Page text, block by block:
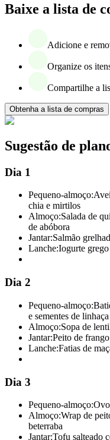
Baixe a lista de
Adicione e
Organize os
Compartilhe a
Obtenha a lista de compras
Sugestão de
Dia 1
Pequeno-almoço:
chia e mirtilos
Almoço:Salada de
de abóbora
Jantar:Salmão
Lanche:Iogurte
Dia 2
Pequeno-almoço:
e sementes de linhaça
Almoço:Sopa de
Jantar:Peito de
Lanche:Fatias de
Dia 3
Pequeno-almoço:
Almoço:Wrap de
beterraba
Jantar:Tofu salteado